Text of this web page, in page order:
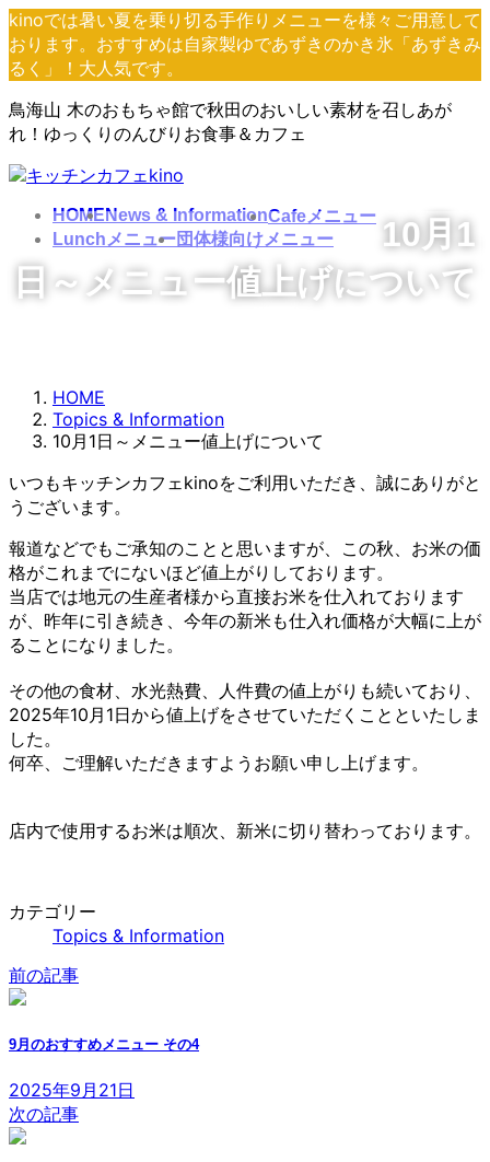
コ
ン
テ
ツ
へ
ス
キ
ナ
ビ
ゲ
シ
ョ
ン
に
kinoでは暑い夏を乗り切る手作りメニューを様々ご用意して
おります。おすすめは自家製ゆであずきのかき氷「あずきみ
るく」！大人気です。
鳥海山 木のおもちゃ館で秋田のおいしい素材を召しあが
れ！ゆっくりのんびりお食事＆カフェ
HOMENews & InformationCafeメニュー
Lunchメニュー団体様向けメニュー
10月1
日～メニュー値上げについて
HOME
Topics & Information
10月1日～メニュー値上げについて
いつもキッチンカフェkinoをご利用いただき、誠にありがと
うございます。
報道などでもご承知のことと思いますが、この秋、お米の価
格がこれまでにないほど値上がりしております。
当店では地元の生産者様から直接お米を仕入れております
が、昨年に引き続き、今年の新米も仕入れ価格が大幅に上が
ることになりました。
その他の食材、水光熱費、人件費の値上がりも続いており、
2025年10月1日から値上げをさせていただくことといたしま
した。
何卒、ご理解いただきますようお願い申し上げます。
店内で使用するお米は順次、新米に切り替わっております。
カテゴリー
Topics & Information
前の記事
9月のおすすめメニュー その4
2025年9月21日
次の記事